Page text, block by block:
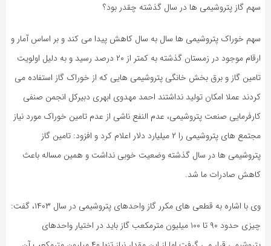
سهم گاز پتروشیمی ها در سال گذشته چقدر بود؟
سهم خوراک پتروشیمی ها سال به سال کاهش پیدا می کند و بر اساس آمار و
ارقام موجود در زمستان گذشته به کمتر از ۲۰ درصد رسید و به دلیل اولویت
تامین گاز و برق بخش خانگی پتروشیمی هایی که از خوراک گاز استفاده می
کردند عملا امکان تولید نداشتند احمد مهدوی ابهری دبیرکل انجمن صنفی
کارفرمایی صنعت پتروشیمی، عدم النفع ناشی از عدم تامین خوراک مورد نیاز
مجتمع های پتروشیمی را ۲ میلیارد دلار اعلام کرد و افزود: تامین گاز
پتروشیمی ها در سال گذشته وضعیت خوبی نداشت و همین مساله باعث
کاهش صادرات ما شد.
وی با اشاره به قطعی های مکرر گاز واحدهای پتروشیمی در سال ۱۴۰۳، گفت:
چیزی حدود ۹۰ تا ۱۰۰ میلیون مترمکعب گاز باید در اختیار واحدهای